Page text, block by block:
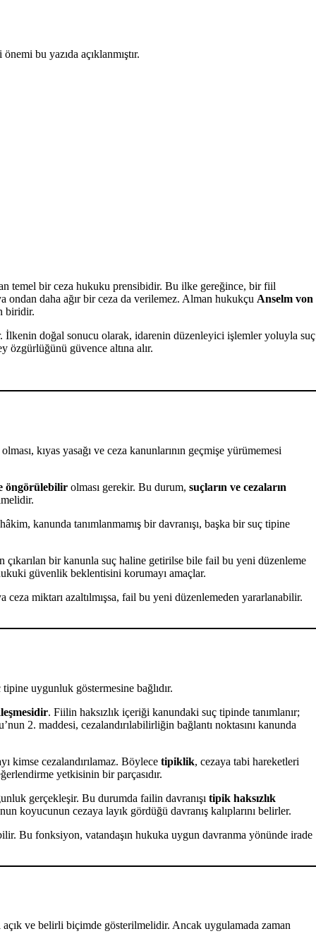
bu yazıda açıklanmıştır.
temel bir ceza hukuku prensibidir. Bu ilke gereğince, bir fiil
ondan daha ağır bir ceza da verilemez. Alman hukukçu Anselm von
biridir.
İlkenin doğal sonucu olarak, idarenin düzenleyici işlemler yoluyla suç
özgürlüğünü güvence altına alır.
kıyas yasağı ve ceza kanunlarının geçmişe yürümemesi
öngörülebilir olması gerekir. Bu durum, suçların ve cezaların
kanunda tanımlanmamış bir davranışı, başka bir suç tipine
bir kanunla suç haline getirilse bile fail bu yeni düzenleme
güvenlik beklentisini korumayı amaçlar.
miktarı azaltılmışsa, fail bu yeni düzenlemeden yararlanabilir.
uygunluk göstermesine bağlıdır.
. Fiilin haksızlık içeriği kanundaki suç tipinde tanımlanır;
2. maddesi, cezalandırılabilirliğin bağlantı noktasını kanunda
kimse cezalandırılamaz. Böylece tipiklik, cezaya tabi hareketleri
yetkisinin bir parçasıdır.
gerçekleşir. Bu durumda failin davranışı tipik haksızlık
koyucunun cezaya layık gördüğü davranış kalıplarını belirler.
Bu fonksiyon, vatandaşın hukuka uygun davranma yönünde irade
açık ve belirli biçimde gösterilmelidir. Ancak uygulamada zaman